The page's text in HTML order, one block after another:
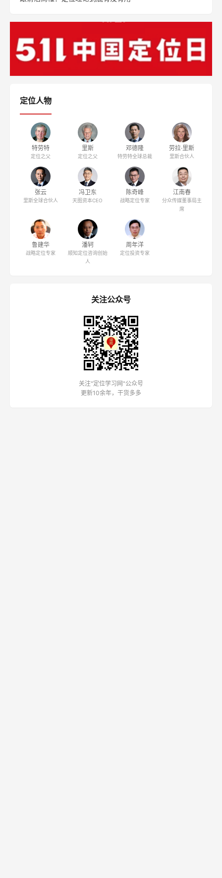
定位人物
特劳特
定位之父
里斯
定位之父
邓德隆
特劳特全球总裁
劳拉·里斯
里斯合伙人
张云
里斯全球合伙人
冯卫东
天图资本CEO
陈奇峰
战略定位专家
江南春
分众传媒董事局主
席
鲁建华
战略定位专家
潘轲
顺知定位咨询创始
人
周年洋
定位投资专家
关注公众号
关注"定位学习网"公众号
更新10余年，干货多多